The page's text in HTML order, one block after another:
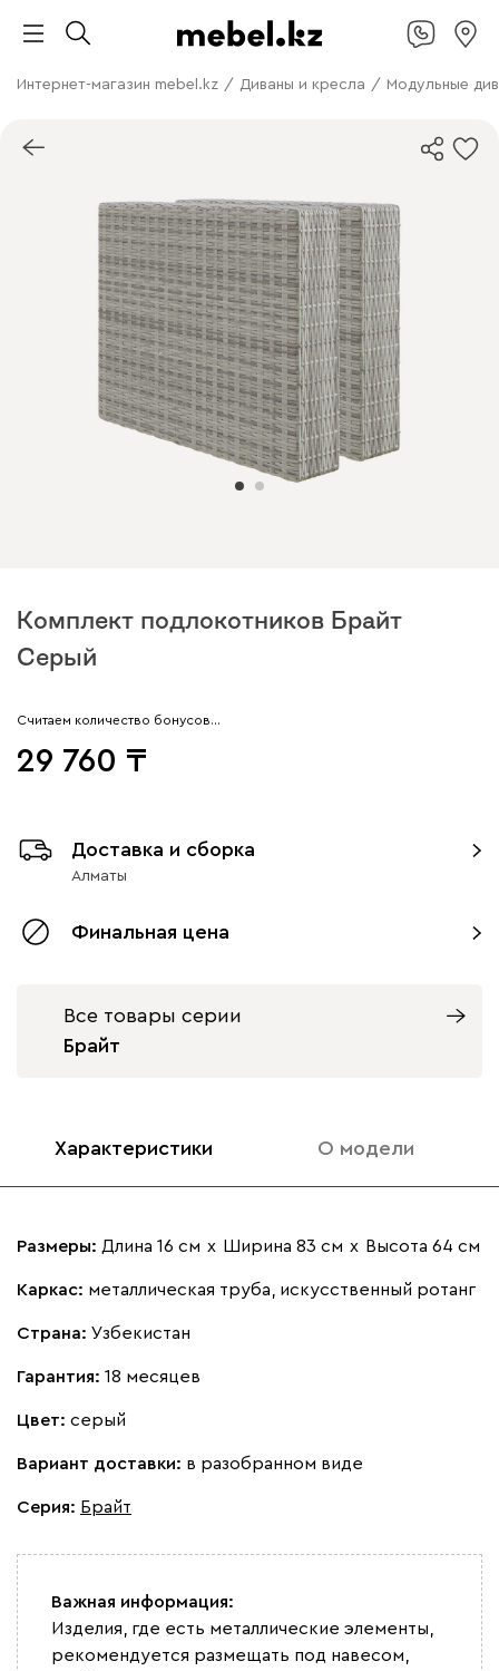
Интернет-магазин mebel.kz / Диваны и кресла / Модульные
Комплект подлокотников Брайт
Серый
Считаем количество бонусов…
29 760
Доставка и сборка
Алматы
Финальная цена
Все товары серии
Брайт
Характеристики О модели
Размеры: Длина 16 см х Ширина 83 см х Высота 64 см
Каркас: металлическая труба, искусственный ротанг
Страна: Узбекистан
Гарантия: 18 месяцев
Цвет: серый
Вариант доставки: в разобранном виде
Серия: Брайт
Важная информация:
Изделия, где есть металлические элементы,
рекомендуется размещать под навесом,